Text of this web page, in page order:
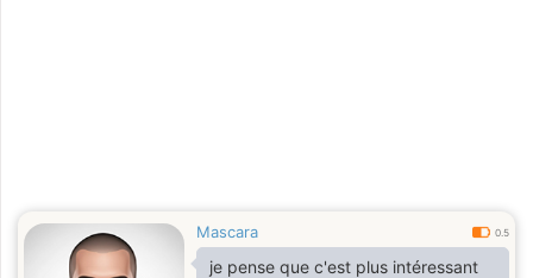
Mascara 0.5
je pense que c'est plus intéressant